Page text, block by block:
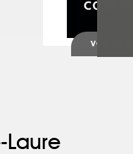
voir la
Laure